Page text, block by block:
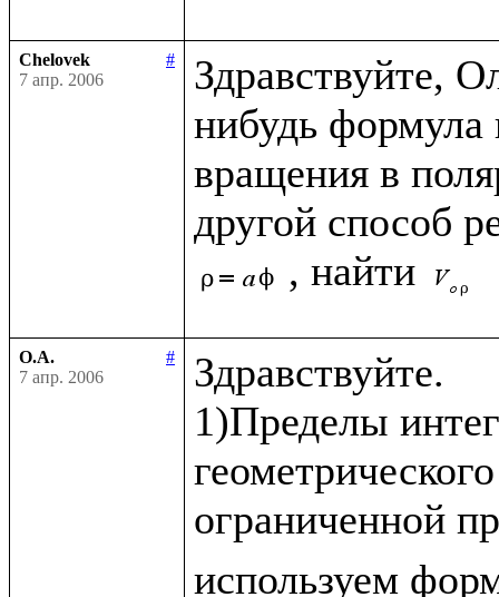
Chelovek
#
7 апр. 2006
Здравствуйте,
нибудь
вращения в
, найти
О.А.
#
7 апр. 2006
Здравствуйте.
1)Пределы
ограниченной
используем